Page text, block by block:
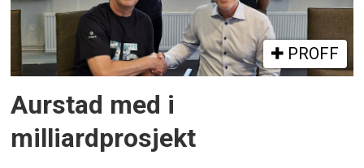
PROFF
Aurstad med i
milliardprosjekt